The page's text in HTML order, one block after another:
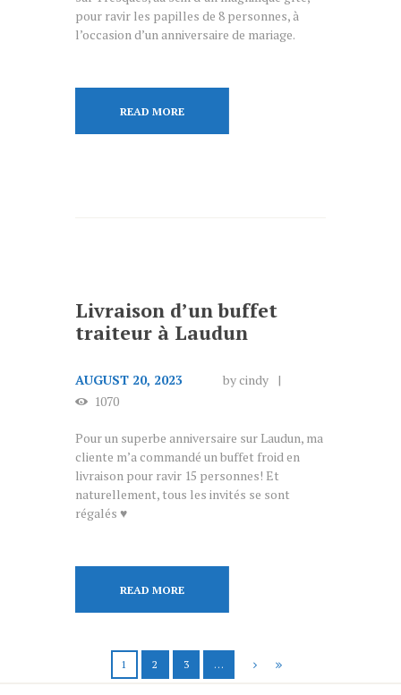
pour ravir les papilles de 8 personnes, à
l’occasion d’un anniversaire de mariage.
READ MORE
Livraison d’un buffet
traiteur à Laudun
AUGUST 20, 2023 bycindy
1070
Pour un superbe anniversaire sur Laudun, ma
cliente m’a commandé un buffet froid en
livraison pour ravir 15 personnes! Et
naturellement, tous les invités se sont
régalés ♥
READ MORE
1 2 3 …